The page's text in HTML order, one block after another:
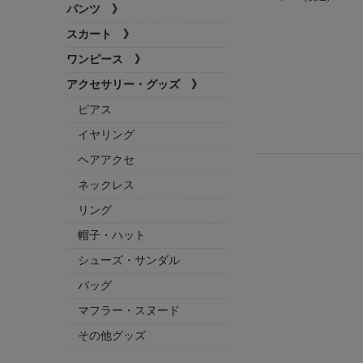
パンツ 》
スカート 》
ワンピース 》
アクセサリー・グッズ 》
ピアス
イヤリング
ヘアアクセ
ネックレス
リング
帽子・ハット
シューズ・サンダル
バッグ
マフラー・スヌード
その他グッズ